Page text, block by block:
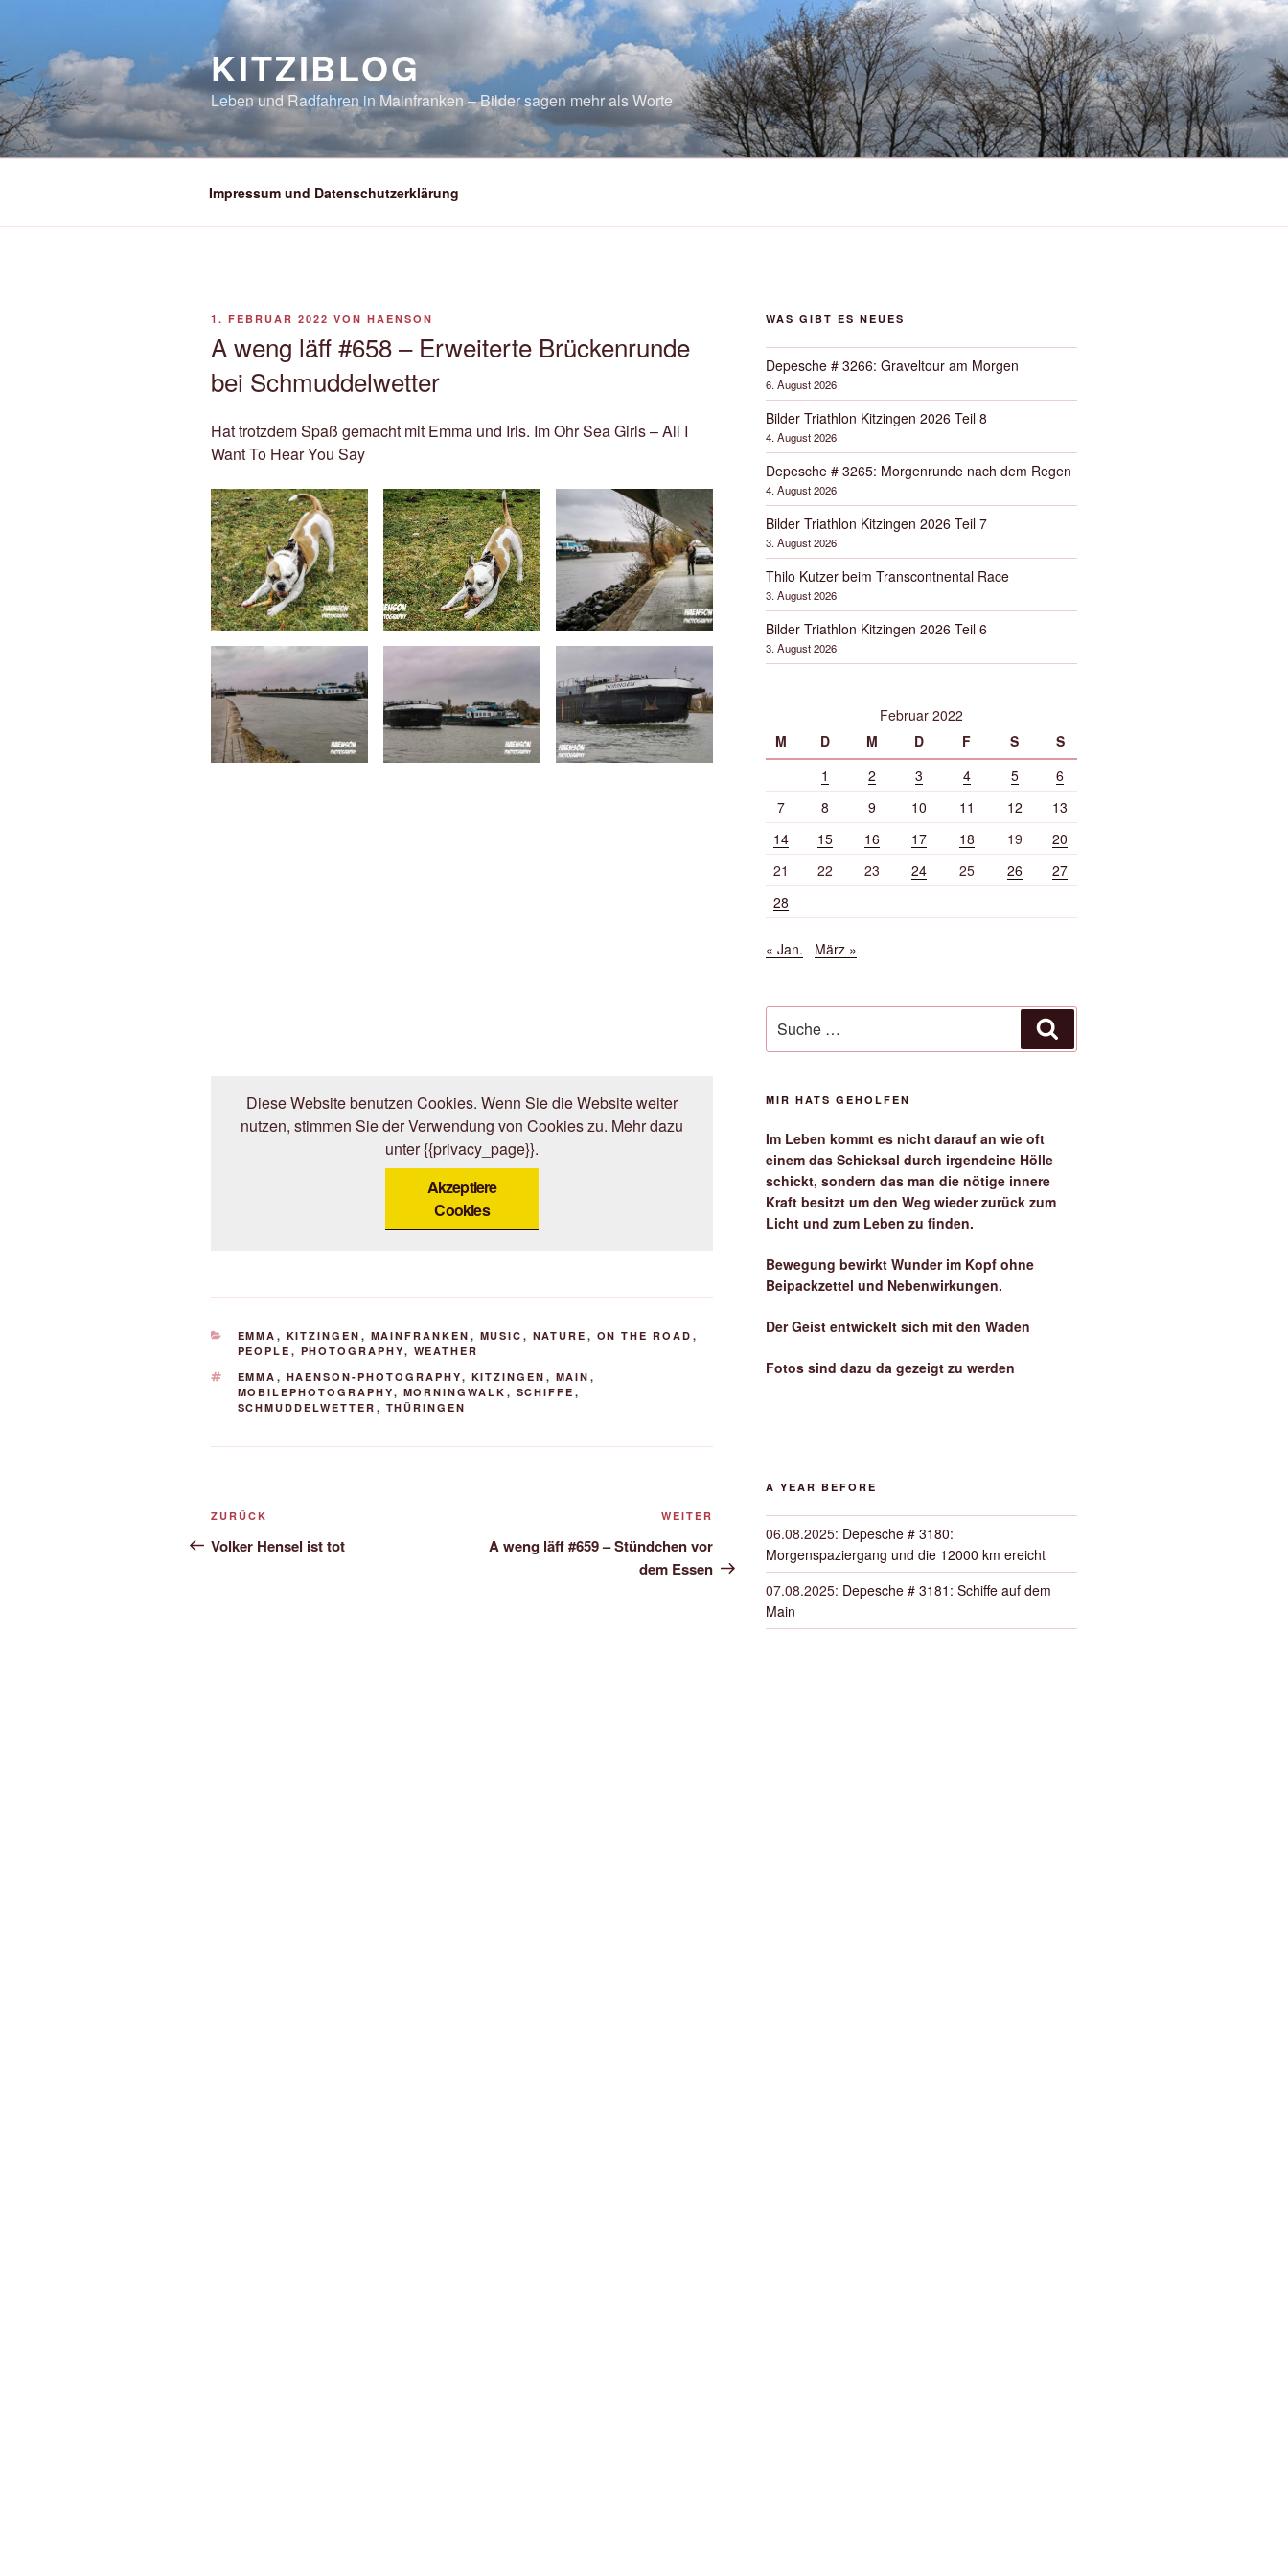
springen
KITZIBLOG
Leben und Radfahren in Mainfranken – Bilder sagen mehr als Worte
Impressum und Datenschutzerklärung
VERÖFFENTLICHT
1. FEBRUAR 2022 VON HAENSON
A weng läff #658 – Erweiterte Brückenrunde
bei Schmuddelwetter
Hat trotzdem Spaß gemacht mit Emma und Iris. Im Ohr Sea Girls – All I
Want To Hear You Say
Diese Website benutzen Cookies. Wenn Sie die Website weiter
nutzen, stimmen Sie der Verwendung von Cookies zu. Mehr dazu
unter {{privacy_page}}.
Akzeptiere
Cookies
KATEGORIEN
EMMA , KITZINGEN , MAINFRANKEN , MUSIC , NATURE , ON THE ROAD ,
PEOPLE , PHOTOGRAPHY, WEATHER
SCHLAGWÖRTER
EMMA , HAENSON-PHOTOGRAPHY, KITZINGEN , MAIN ,
MOBILEPHOTOGRAPHY, MORNINGWALK , SCHIFFE ,
SCHMUDDELWETTER , THÜRINGEN
Beitrags-
Navigation
Vorheriger
Beitrag
ZURÜCK
Volker Hensel ist tot
Nächster
Beitrag
WEITER
A weng läff #659 – Stündchen vor
dem Essen
WAS GIBT ES NEUES
Depesche # 3266: Graveltour am Morgen
6. August 2026
Bilder Triathlon Kitzingen 2026 Teil 8
4. August 2026
Depesche # 3265: Morgenrunde nach dem Regen
4. August 2026
Bilder Triathlon Kitzingen 2026 Teil 7
3. August 2026
Thilo Kutzer beim Transcontnental Race
3. August 2026
Bilder Triathlon Kitzingen 2026 Teil 6
3. August 2026
Februar 2022
M
D M D F S
S
1
2 3 4 5
6
7
8 9 10 11 12
13
14
15 16 17 18 19
20
21
22 23 24 25 26
27
28
« Jan. März »
nach:
MIR HATS GEHOLFEN
Im Leben kommt es nicht darauf an wie oft
einem das Schicksal durch irgendeine Hölle
schickt, sondern das man die nötige innere
Kraft besitzt um den Weg wieder zurück zum
Licht und zum Leben zu finden.
Bewegung bewirkt Wunder im Kopf ohne
Beipackzettel und Nebenwirkungen.
Der Geist entwickelt sich mit den Waden
Fotos sind dazu da gezeigt zu werden
A YEAR BEFORE
06.08.2025: Depesche # 3180:
Morgenspaziergang und die 12000 km ereicht
07.08.2025: Depesche # 3181: Schiffe auf dem
Main